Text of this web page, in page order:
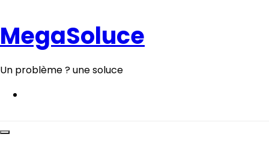
contenu
MegaSoluce
Un problème ? une soluce